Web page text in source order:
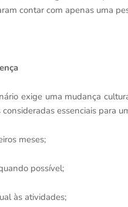
contar com apenas uma
exige uma mudança
essenciais para
meses;
possível;
às atividades;